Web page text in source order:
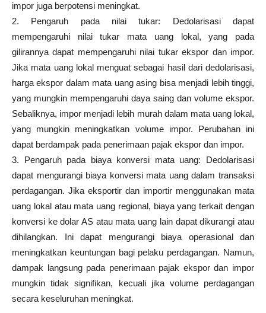
impor juga berpotensi meningkat.
2. Pengaruh pada nilai tukar: Dedolarisasi dapat
mempengaruhi nilai tukar mata uang lokal, yang pada
gilirannya dapat mempengaruhi nilai tukar ekspor dan impor.
Jika mata uang lokal menguat sebagai hasil dari dedolarisasi,
harga ekspor dalam mata uang asing bisa menjadi lebih tinggi,
yang mungkin mempengaruhi daya saing dan volume ekspor.
Sebaliknya, impor menjadi lebih murah dalam mata uang lokal,
yang mungkin meningkatkan volume impor. Perubahan ini
dapat berdampak pada penerimaan pajak ekspor dan impor.
3. Pengaruh pada biaya konversi mata uang: Dedolarisasi
dapat mengurangi biaya konversi mata uang dalam transaksi
perdagangan. Jika eksportir dan importir menggunakan mata
uang lokal atau mata uang regional, biaya yang terkait dengan
konversi ke dolar AS atau mata uang lain dapat dikurangi atau
dihilangkan. Ini dapat mengurangi biaya operasional dan
meningkatkan keuntungan bagi pelaku perdagangan. Namun,
dampak langsung pada penerimaan pajak ekspor dan impor
mungkin tidak signifikan, kecuali jika volume perdagangan
secara keseluruhan meningkat.